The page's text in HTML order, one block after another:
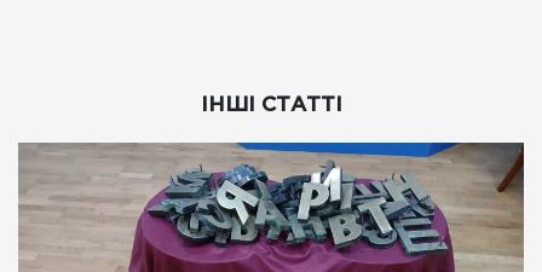
ІНШІ СТАТТІ